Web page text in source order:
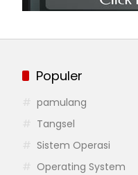
Populer
pamulang
Tangsel
Sistem Operasi
Operating System